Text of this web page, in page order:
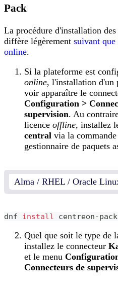
Pack
La procédure d'installation
diffère légèrement suivant
online.
Si la plateforme est
online, l'installation d'un
voir apparaître le
Configuration >
supervision. Au
licence offline, installez
central via la
gestionnaire de paquets
Alma / RHEL / Oracle
dnf install centreon-
Quel que soit le type de
installez le connecteur
et le menu
Connecteurs de